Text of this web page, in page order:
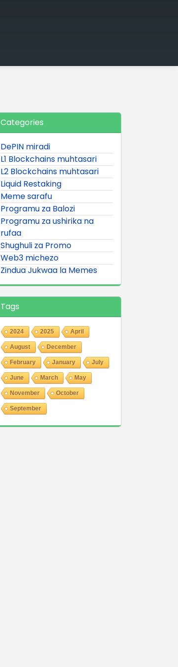
Categories
DePIN miradi
L1 Blockchains muhtasari
L2 Blockchains muhtasari
Liquid Restaking
Meme sarafu
Programu za Balozi
Programu za ushirika na
rufaa
Shughuli za Promo
Web3 michezo
Zindua Jukwaa la Memes
Tags
2024 2025 April
August December
February January July
June March May
November October
September